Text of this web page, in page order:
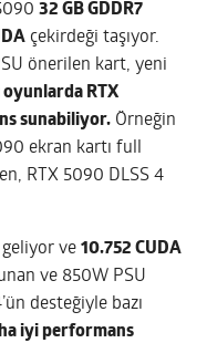
32 GB GDDR7
çekirdeği taşıyor.
önerilen kart, yeni
oyunlarda RTX
sunabiliyor. Örneğin
ekran kartı full
RTX 5090 DLSS 4
geliyor ve10.752 CUDA
ve 850W PSU
desteğiyle bazı
iyi performans